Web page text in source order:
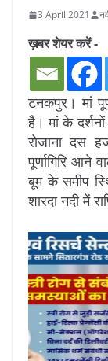
3 April 2021
ख़बर शेयर करें -
टनकपुर। मां
है। मां के
रोजाना दस
पूर्णागिरि आने
बूम के समीप
शारदा नदी में